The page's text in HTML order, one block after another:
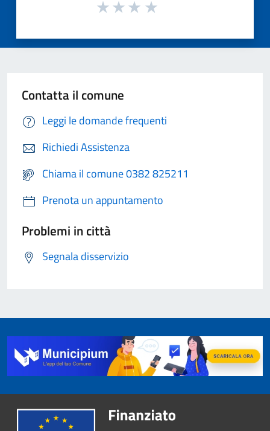
Contatta il comune
Leggi le domande frequenti
Richiedi Assistenza
Chiama il comune 0382 825211
Prenota un appuntamento
Problemi in città
Segnala disservizio